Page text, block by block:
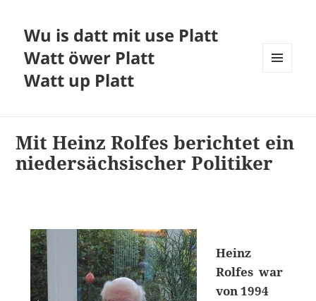
Wu is datt mit use Platt
Watt öwer Platt
Watt up Platt
Mit Heinz Rolfes berichtet ein
niedersächsischer Politiker
Heinz
Rolfes war
von 1994